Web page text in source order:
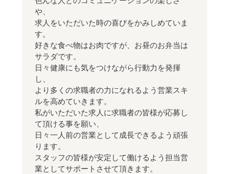
や、
求人をいただいた時の喜びをかみしめていま
す。
好きな食べ物はお肉ですが、お昼のお弁当は
サラダです。
日々健康にも気をつけながら行動力を発揮
し、
より多くの求職者の力になれるよう営業スキ
ルを高めていきます。
私がいただいた求人に求職者の皆様が応募し
て頂ける事を願い、
日々一人前の営業として成長できるよう頑張
ります。
スタッフの皆様が安定して働けるよう担当営
業としてサポートさせて頂きます。